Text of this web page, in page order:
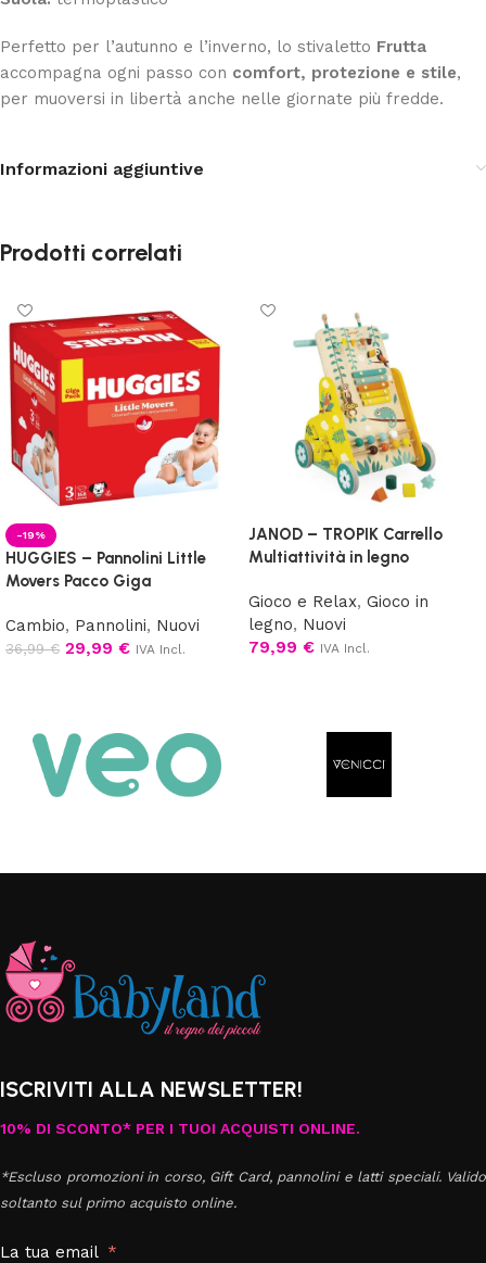
Perfetto per l’autunno e l’inverno, lo stivaletto Frutta
accompagna ogni passo con comfort, protezione e stile,
per muoversi in libertà anche nelle giornate più fredde.
Informazioni aggiuntive
Prodotti correlati
-19%
HUGGIES – Pannolini Little
Movers Pacco Giga
Cambio, Pannolini, Nuovi
36,99€ 29,99 € IVA Incl.
JANOD – TROPIK Carrello
Multiattività in legno
Gioco e Relax, Gioco in
legno, Nuovi
79,99 € IVA Incl.
ISCRIVITI ALLA NEWSLETTER!
10% DI SCONTO* PER I TUOI ACQUISTI ONLINE.
*Escluso promozioni in corso, Gift Card, pannolini e latti speciali. Valido
soltanto sul primo acquisto online.
La tua email